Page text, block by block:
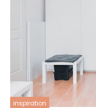
inspiration